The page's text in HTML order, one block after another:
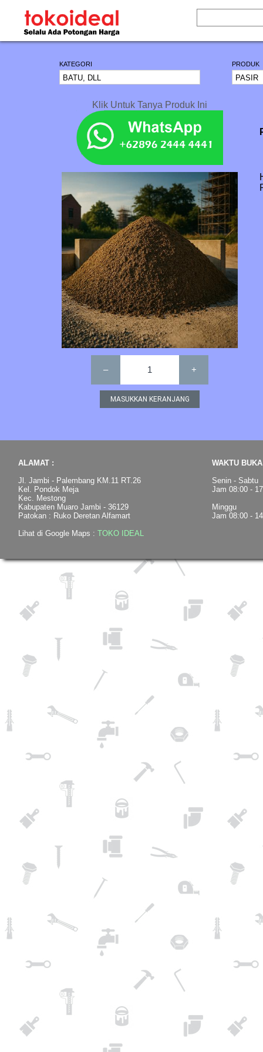
KATEGORI PRODUK
Klik Untuk Tanya Produk Ini
– 1 +
ALAMAT :
Jl. Jambi - Palembang KM.11 RT.26
Kel. Pondok Meja
Kec. Mestong
Kabupaten Muaro Jambi - 36129
Patokan : Ruko Deretan Alfamart
Lihat di Google Maps : TOKO IDEAL
WAKTU
Senin - Sabtu
Jam 08:00 -
Minggu
Jam 08:00 -